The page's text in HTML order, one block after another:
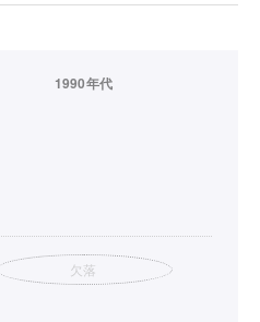
1990年代
欠落